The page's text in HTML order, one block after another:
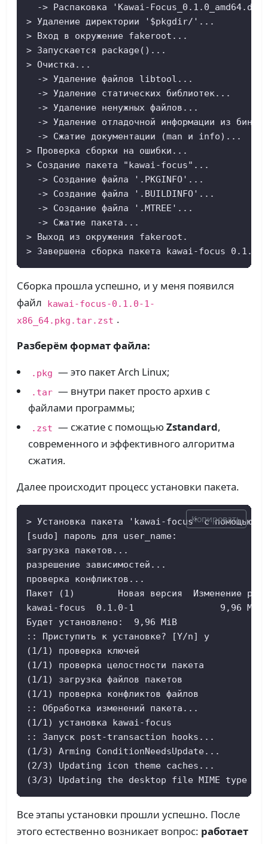
-> Распаковка 'Kawai-
> Удаление директории '$pkgdir/'...
> Вход в окружение fakeroot...
> Запускается package()...
> Очистка...
  -> Удаление файлов libtool...
  -> Удаление статических библиотек...
  -> Удаление ненужных файлов...
-> Удаление отладочной информации из
  -> Сжатие документации (man и info)...
> Проверка сборки на ошибки...
> Создание пакета "kawai-focus"...
  -> Создание файла '.PKGINFO'...
  -> Создание файла '.BUILDINFO'...
  -> Создание файла '.MTREE'...
  -> Сжатие пакета...
> Выход из окружения fakeroot.
> Завершена сборка пакета kawai-focus
Сборка прошла успешно, и у меня появился
файл
kawai-focus-0.1.0-1-
x86_64.pkg.tar.zst .
Разберём формат файла:
.pkg — это пакет Arch Linux;
.tar — внутри пакет просто архив с
файлами программы;
.zst — сжатие с помощью Zstandard,
современного и эффективного алгоритма
сжатия.
Далее происходит процесс установки пакета.
> Установка пакета 'kawai-focus' с помощью
[sudo] пароль для user_name:
загрузка пакетов...
разрешение зависимостей...
проверка конфликтов...
Пакет (1)        Новая версия  Изменение
kawai-focus  0.1.0-1                9,96 MiB
Будет установлено:  9,96 MiB
:: Приступить к установке? [Y/n] y
(1/1) проверка ключей
(1/1) проверка целостности
(1/1) загрузка файлов пакетов
(1/1) проверка конфликтов файлов
:: Обработка изменений пакета...
(1/1) установка kawai-focus
:: Запуск post-transaction hooks...
(1/3) Arming ConditionNeedsUpdate...
(2/3) Updating icon theme caches...
(3/3) Updating the desktop file MIME type
Копировать
Все этапы установки прошли успешно. После
этого естественно возникает вопрос: работает